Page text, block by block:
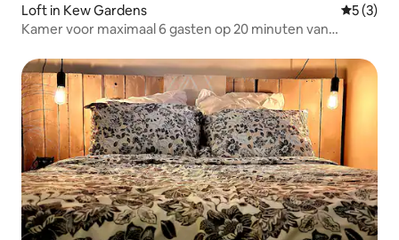
Loft in Kew Gardens
5 (3)
Kamer voor maximaal 6 gasten op 20 minuten van